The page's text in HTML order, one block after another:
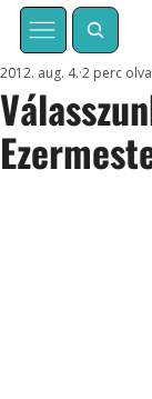
2012. aug. 4. 2 perc